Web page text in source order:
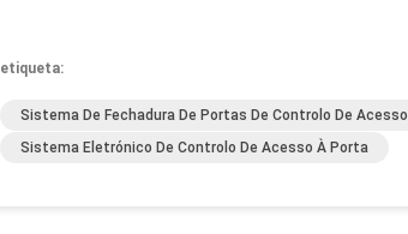
etiqueta:
Sistema De Fechadura De Portas De Controlo De Acesso
Sistema Eletrónico De Controlo De Acesso À Porta